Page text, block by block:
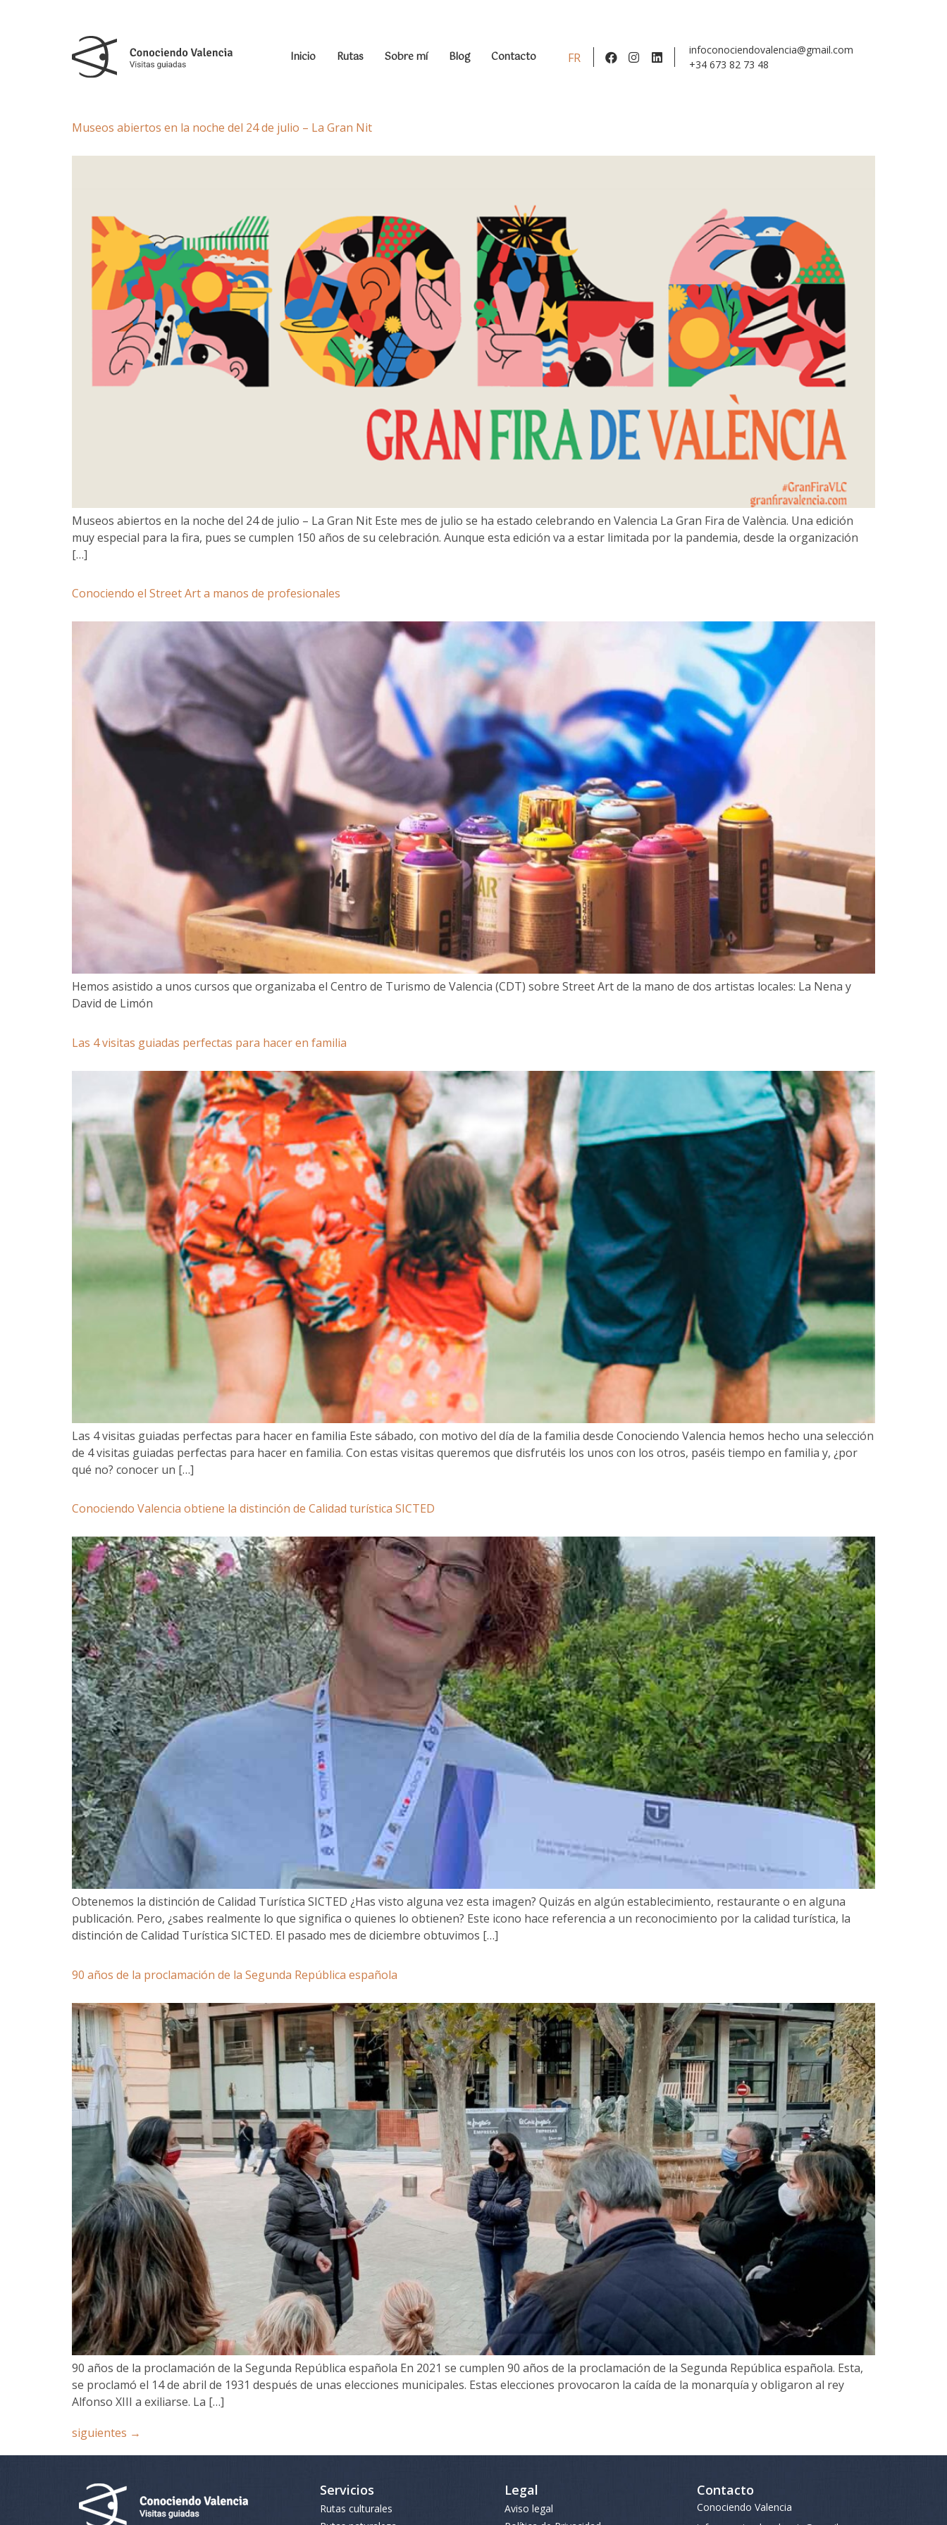
Inicio Rutas Sobre mí Blog Contacto FR
infoconociendovalencia@gmail.com
+34 673 82 73 48
Museos abiertos en la noche del 24 de julio – La Gran Nit
Museos abiertos en la noche del 24 de julio – La Gran Nit Este mes de julio se ha estado celebrando en Valencia La Gran Fira de València. Una edición
muy especial para la fira, pues se cumplen 150 años de su celebración. Aunque esta edición va a estar limitada por la pandemia, desde la organización
[…]
Conociendo el Street Art a manos de profesionales
Hemos asistido a unos cursos que organizaba el Centro de Turismo de Valencia (CDT) sobre Street Art de la mano de dos artistas locales: La Nena y
David de Limón
Las 4 visitas guiadas perfectas para hacer en familia
Las 4 visitas guiadas perfectas para hacer en familia Este sábado, con motivo del día de la familia desde Conociendo Valencia hemos hecho una selección
de 4 visitas guiadas perfectas para hacer en familia. Con estas visitas queremos que disfrutéis los unos con los otros, paséis tiempo en familia y, ¿por
qué no? conocer un […]
Conociendo Valencia obtiene la distinción de Calidad turística SICTED
Obtenemos la distinción de Calidad Turística SICTED ¿Has visto alguna vez esta imagen? Quizás en algún establecimiento, restaurante o en alguna
publicación. Pero, ¿sabes realmente lo que significa o quienes lo obtienen? Este icono hace referencia a un reconocimiento por la calidad turística, la
distinción de Calidad Turística SICTED. El pasado mes de diciembre obtuvimos […]
90 años de la proclamación de la Segunda República española
90 años de la proclamación de la Segunda República española En 2021 se cumplen 90 años de la proclamación de la Segunda República española. Esta,
se proclamó el 14 de abril de 1931 después de unas elecciones municipales. Estas elecciones provocaron la caída de la monarquía y obligaron al rey
Alfonso XIII a exiliarse. La […]
siguientes →
Servicios
Rutas culturales
Legal
Aviso legal
Contacto
Conociendo Valencia